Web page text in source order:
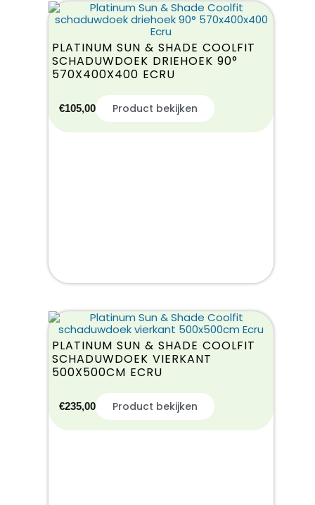
PLATINUM SUN & SHADE COOLFIT
SCHADUWDOEK DRIEHOEK 90°
570X400X400 ECRU
€105,00 Product bekijken
PLATINUM SUN & SHADE COOLFIT
SCHADUWDOEK VIERKANT
500X500CM ECRU
€235,00 Product bekijken